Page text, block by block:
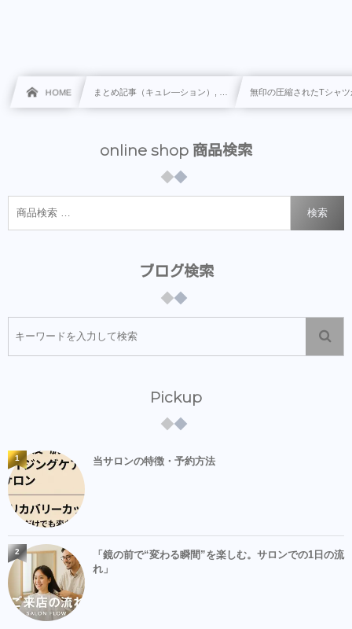
HOME まとめ記事（キュレ―ション）, … 無印の圧縮されたTシャ
online shop 商品検索
検索
ブログ検索
Pickup
当サロンの特徴・予約方法
1
「鏡の前で“変わる瞬間”を楽しむ。サロンでの1日の流
れ」
2